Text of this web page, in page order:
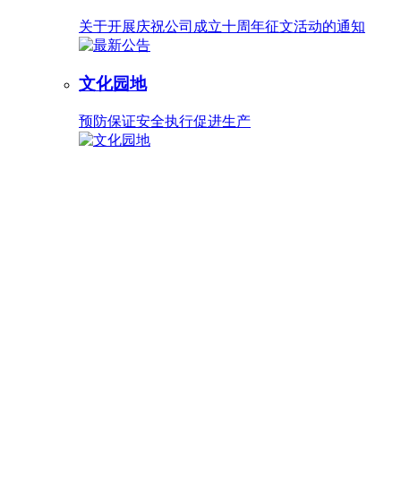
关于开展庆祝公司成立十周年征文活动的通知
文化园地
预防保证安全执行促进生产